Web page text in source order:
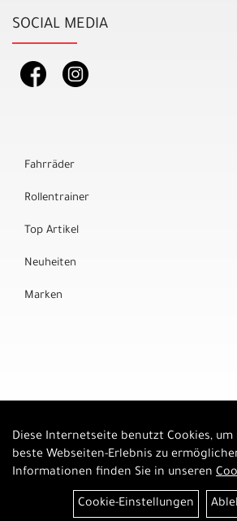
SOCIAL MEDIA
Fahrräder
Rollentrainer
Top Artikel
Neuheiten
Marken
Diese Internetseite benutzt Cookies, um
beste Webseiten-Erlebnis zu
Informationen finden Sie in unseren
Cookie-Einstellungen